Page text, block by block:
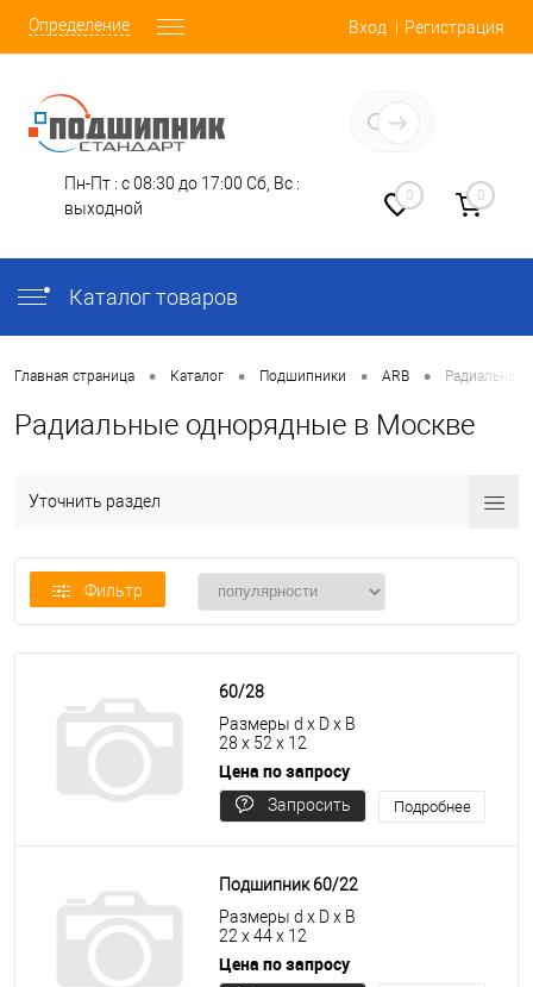
Определение Вход Регистрация
Пн-Пт : с 08:30 до 17:00 Сб, Вс :
выходной
0 0
Каталог товаров
Главная страница • Каталог • Подшипники • ARB • Радиальные
Радиальные однорядные в Москве
Уточнить раздел
Фильтр
60/28
Размеры d x D x B
28 x 52 x 12
Цена по запросу
Запросить
Подробнее
Подшипник 60/22
Размеры d x D x B
22 x 44 x 12
Цена по запросу